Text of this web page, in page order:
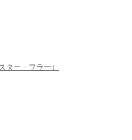
ー・フラー）